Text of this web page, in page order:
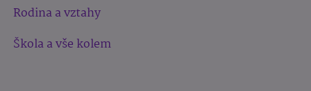
Rodina a vztahy
Škola a vše kolem